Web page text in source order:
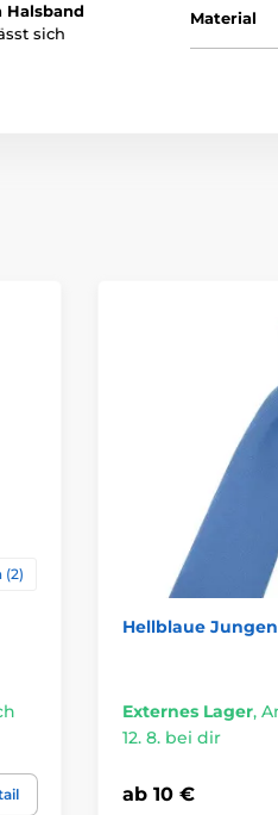
Halsband
sich
Material
(2)
Hellblaue
Externes Lager,
12. 8. bei dir
ab 10 €